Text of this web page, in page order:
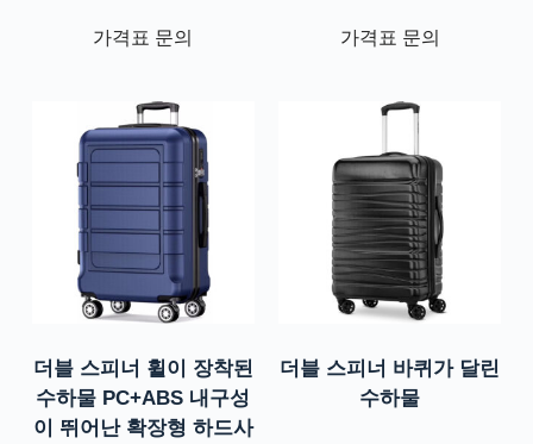
가격표 문의 가격표 문의
더블 스피너 휠이 장착된
수하물 PC+ABS 내구성
이 뛰어난 확장형 하드사
더블 스피너 바퀴가 달린
수하물